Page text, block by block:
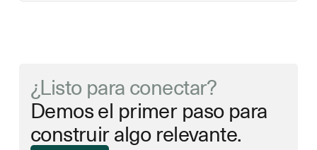
¿Listo para conectar?
Demos el primer paso para
construir algo relevante.